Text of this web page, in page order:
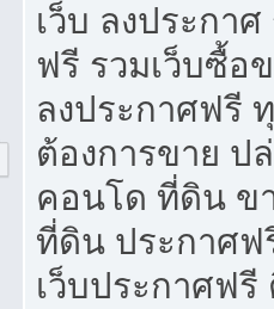
เว็บ ลงประกา
ฟรี รวมเว็บซื้อ
ลงประกาศฟรี
ต้องการขาย ป
คอนโด ที่ดิน ข
ที่ดิน ประกาศฟ
เว็บประกาศฟ